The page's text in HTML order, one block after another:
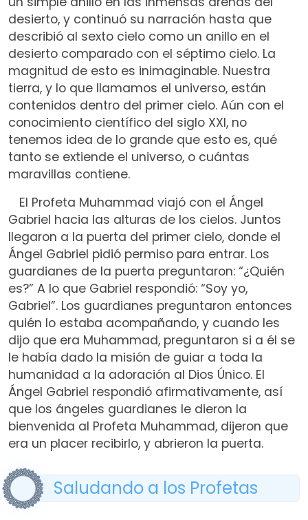
desierto, y continuó su narración hasta que
describió al sexto cielo como un anillo en el
desierto comparado con el séptimo cielo. La
magnitud de esto es inimaginable. Nuestra
tierra, y lo que llamamos el universo, están
contenidos dentro del primer cielo. Aún con el
conocimiento científico del siglo XXI, no
tenemos idea de lo grande que esto es, qué
tanto se extiende el universo, o cuántas
maravillas contiene.
El Profeta Muhammad viajó con el Ángel
Gabriel hacia las alturas de los cielos. Juntos
llegaron a la puerta del primer cielo, donde el
Ángel Gabriel pidió permiso para entrar. Los
guardianes de la puerta preguntaron: “¿Quién
es?” A lo que Gabriel respondió: “Soy yo,
Gabriel”. Los guardianes preguntaron entonces
quién lo estaba acompañando, y cuando les
dijo que era Muhammad, preguntaron si a él se
le había dado la misión de guiar a toda la
humanidad a la adoración al Dios Único. El
Ángel Gabriel respondió afirmativamente, así
que los ángeles guardianes le dieron la
bienvenida al Profeta Muhammad, dijeron que
era un placer recibirlo, y abrieron la puerta.
Saludando a los Profetas